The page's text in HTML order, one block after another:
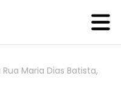
Maria Dias Batista,